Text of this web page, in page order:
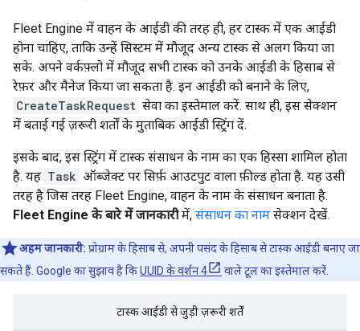
Fleet Engine में वाहन के आईडी की तरह ही, हर टास्क में एक आईडी
होना चाहिए, ताकि उन्हें सिस्टम में मौजूद अन्य टास्क से अलग किया जा
सके. अपने वर्कफ़्लो में मौजूद सभी टास्क को उनके आईडी के हिसाब से
रेफ़र और मैनेज किया जा सकता है. इन आईडी को बनाने के लिए,
CreateTaskRequest सेवा का इस्तेमाल करें. साथ ही, इस सेक्शन
में बताई गई ज़रूरी शर्तों के मुताबिक आईडी स्ट्रिंग दें.
इसके बाद, इस स्ट्रिंग में टास्क संसाधन के नाम का एक हिस्सा शामिल होता
है. यह Task ऑब्जेक्ट पर सिर्फ़ आउटपुट वाला फ़ील्ड होता है. यह उसी
तरह है जिस तरह Fleet Engine, वाहन के नाम के संसाधन बनाता है.
Fleet Engine के बारे में जानकारीमें, संसाधन का नाम सेक्शन देखें.
अहम जानकारी: प्रोग्राम के हिसाब से, अपनी पसंद के हिसाब से टास्क आईडी बनाए जा
सकते हैं. Google का सुझाव है किUUID के वर्शन 4 वाले टूल का इस्तेमाल करें.
टास्क आईडी से जुड़ी ज़रूरी शर्तें